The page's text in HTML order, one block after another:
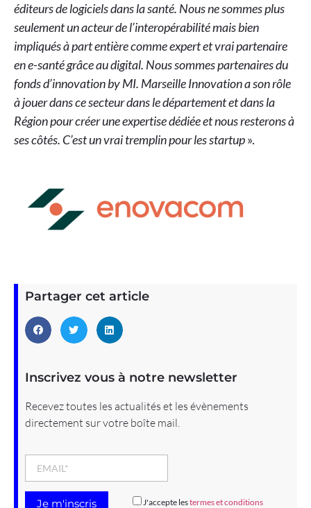
éditeurs de logiciels dans la santé. Nous ne sommes plus
seulement un acteur de l’interopérabilité mais bien
impliqués à part entière comme expert et vrai partenaire
en e-santé grâce au digital. Nous sommes partenaires du
fonds d’innovation by MI. Marseille Innovation a son rôle
à jouer dans ce secteur dans le département et dans la
Région pour créer une expertise dédiée et nous resterons à
ses côtés. C’est un vrai tremplin pour les startup».
Partager cet article
Inscrivez vous à notre newsletter
Recevez toutes les actualités et les évènements
directement sur votre boîte mail.
J'accepte lestermes et conditions